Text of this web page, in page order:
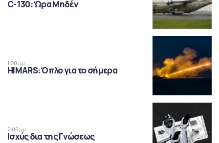
C-130: Ώρα Μηδέν
1:20 μμ
HIMARS: Όπλο για το σήμερα
2:05 μμ
Ισχύς δια της Γνώσεως